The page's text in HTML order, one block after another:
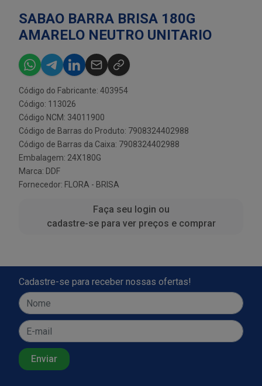
SABAO BARRA BRISA 180G
AMARELO NEUTRO UNITARIO
Código do Fabricante: 403954
Código: 113026
Código NCM: 34011900
Código de Barras do Produto: 7908324402988
Código de Barras da Caixa: 7908324402988
Embalagem: 24X180G
Marca: DDF
Fornecedor: FLORA - BRISA
Faça seu login ou
cadastre-se para ver preços e comprar
Cadastre-se para receber nossas ofertas!